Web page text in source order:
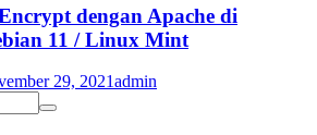
dengan Apache di
11 / Linux Mint
29, 2021admin